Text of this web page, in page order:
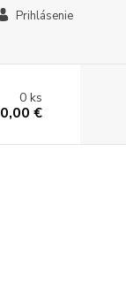
Prihlásenie
0ks
0,00 €